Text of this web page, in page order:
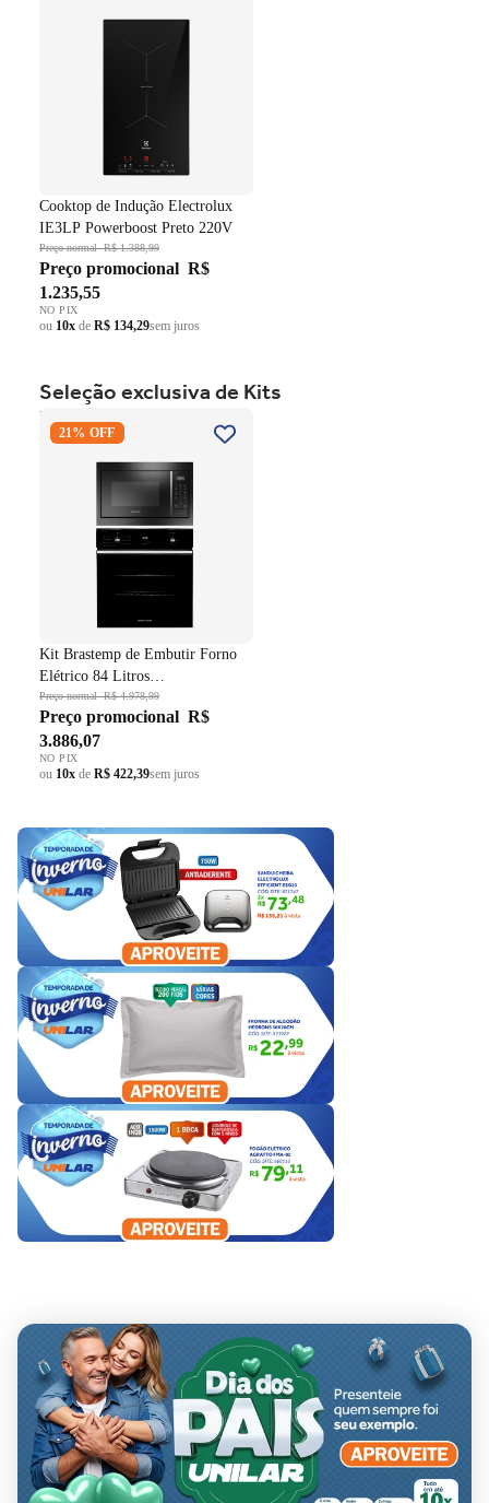
Cooktop de Indução Electrolux
IE3LP Powerboost Preto 220V
Preço normalR$ 1.388,99
Preço promocional R$
1.235,55
NO PIX
ou 10x de R$ 134,29sem juros
Seleção exclusiva de Kits
Kit Brastemp de Embutir
Forno Elétrico 84 Litros
BOC84AE+Micro-ondas 32
Litros BM146AE Preto 220V
21% OFF
Kit Brastemp de Embutir Forno
Elétrico 84 Litros
BOC84AE+Micro-ondas 32 Litros
BM146AE Preto 220V
Preço normalR$ 4.978,99
Preço promocional R$
3.886,07
NO PIX
ou 10x de R$ 422,39sem juros